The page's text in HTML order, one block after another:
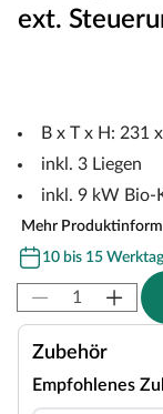
ext.
B x T x H: 231
inkl. 3 Liegen
inkl. 9 kW Bio-
Mehr
10 bis 15
Zubehör
Empfohlenes